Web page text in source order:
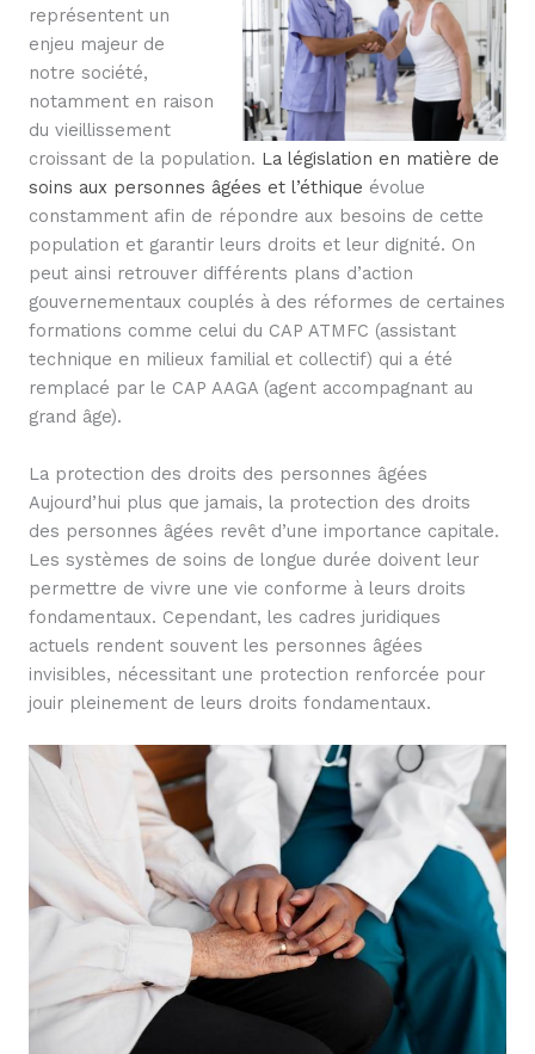
représentent un
enjeu majeur de
notre société,
notamment en raison
du vieillissement
croissant de la population. La législation en matière de
soins aux personnes âgées et l’éthique évolue
constamment afin de répondre aux besoins de cette
population et garantir leurs droits et leur dignité. On
peut ainsi retrouver différents plans d’action
gouvernementaux couplés à des réformes de certaines
formations comme celui du CAP ATMFC (assistant
technique en milieux familial et collectif) qui a été
remplacé par le CAP AAGA (agent accompagnant au
grand âge).
La protection des droits des personnes âgées
Aujourd’hui plus que jamais, la protection des droits
des personnes âgées revêt d’une importance capitale.
Les systèmes de soins de longue durée doivent leur
permettre de vivre une vie conforme à leurs droits
fondamentaux. Cependant, les cadres juridiques
actuels rendent souvent les personnes âgées
invisibles, nécessitant une protection renforcée pour
jouir pleinement de leurs droits fondamentaux.